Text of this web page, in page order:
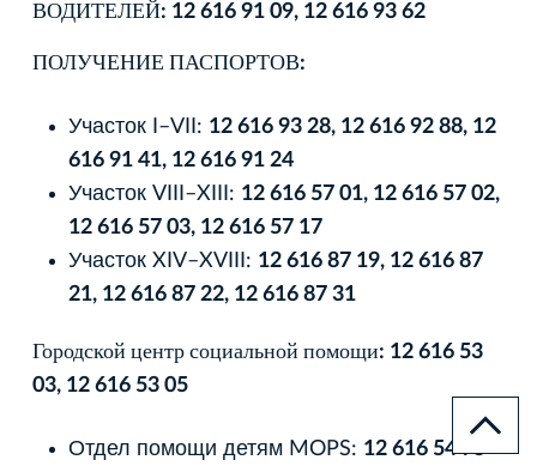
ВОДИТЕЛЕЙ: 12 616 91 09, 12 616 93 62
ПОЛУЧЕНИЕ ПАСПОРТОВ:
Участок I–VII: 12 616 93 28, 12 616 92 88, 12
616 91 41, 12 616 91 24
Участок VIII–XIII: 12 616 57 01, 12 616 57 02,
12 616 57 03, 12 616 57 17
Участок XIV–XVIII: 12 616 87 19, 12 616 87
21, 12 616 87 22, 12 616 87 31
Городской центр социальной помощи: 12 616 53
03, 12 616 53 05
Отдел помощи детям MOPS: 12 616 54 75